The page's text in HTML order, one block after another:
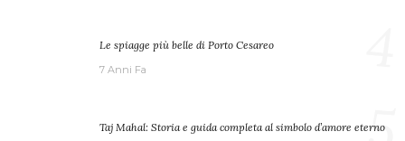
Le spiagge più belle di Porto Cesareo
7 Anni Fa
Taj Mahal: Storia e guida completa al simbolo d’amore eterno